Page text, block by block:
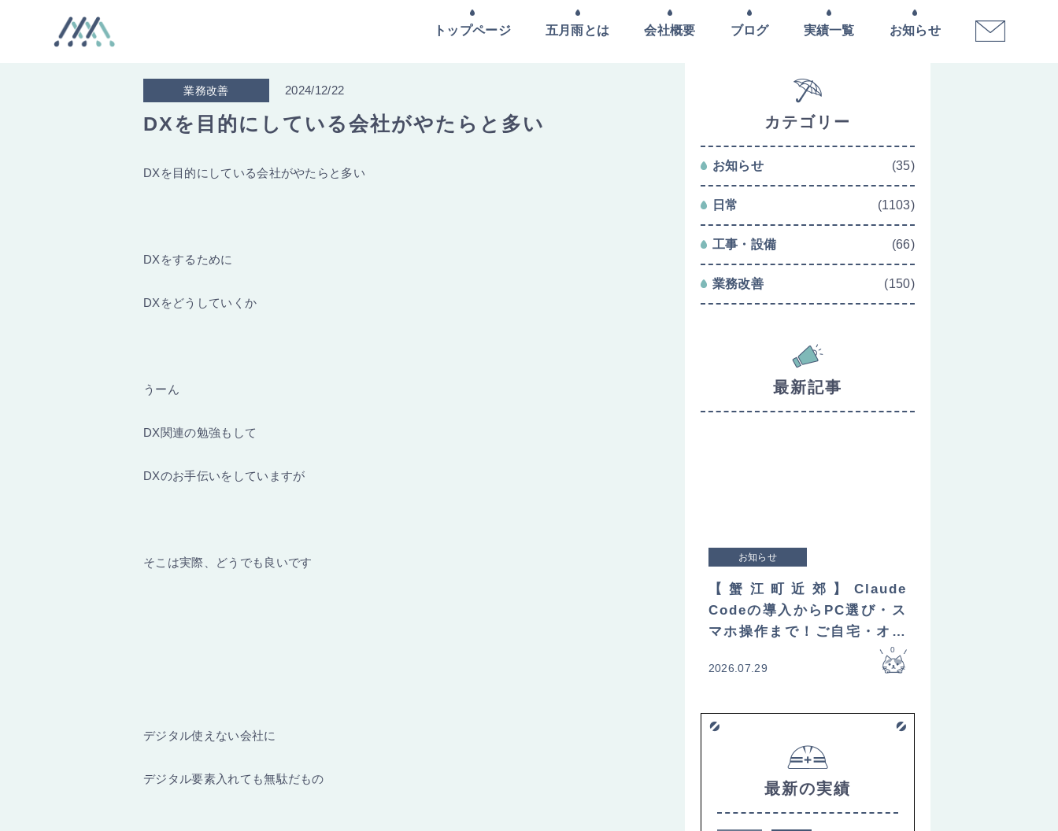
トップページ 五月雨とは 会社概要 ブログ 実績一覧 お知らせ
業務改善 2024/12/22
DXを目的にしている会社がやたらと多い
DXを目的にしている会社がやたらと多い
DXをするために
DXをどうしていくか
うーん
DX関連の勉強もして
DXのお手伝いをしていますが
そこは実際、どうでも良いです
デジタル使えない会社に
デジタル要素入れても無駄だもの
カテゴリー
お知らせ (35)
日常 (1103)
工事・設備 (66)
業務改善 (150)
最新記事
お知らせ
【蟹江町近郊】Claude
Codeの導入からPC選び・ス
マホ操作まで！ご自宅・オフ
ィスへ直接訪問してレクチャ
ーします
2026.07.29
0
最新の実績